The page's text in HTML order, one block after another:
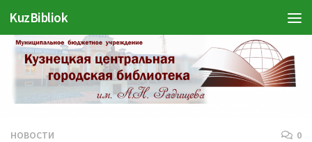
Перейти к содержимому
KuzBibliok
НОВОСТИ 0